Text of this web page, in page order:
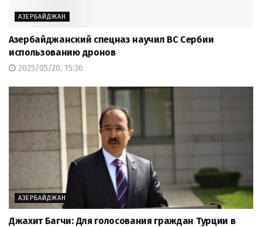
АЗЕРБАЙДЖАН
Азербайджанский спецназ научил ВС Сербии
использованию дронов
2025/05/20, 15:36
АЗЕРБАЙДЖАН
Джахит Багчи: Для голосования граждан Турции в